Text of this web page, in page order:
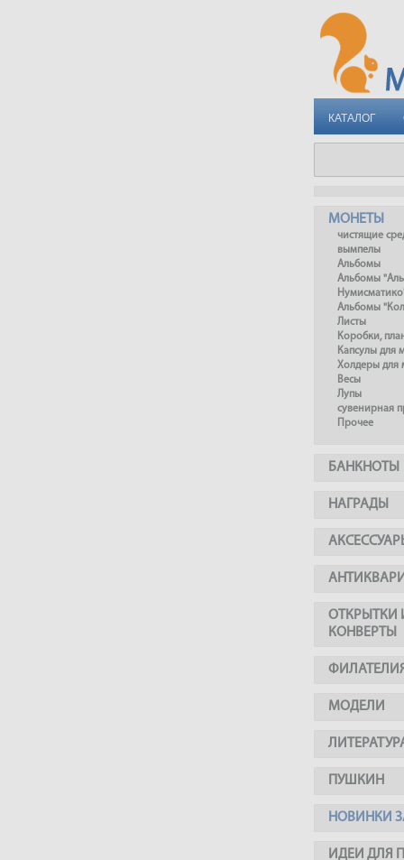
КАТАЛОГ
МОНЕТЫ
чистящие
вымпелы
Альбомы
Альбомы
Альбомы
Листы
Коробки,
Капсулы для
Холдеры для
Весы
Лупы
сувенирная
Прочее
БАНКНОТЫ
НАГРАДЫ
ОТКРЫТКИ
КОНВЕРТЫ
МОДЕЛИ
ПУШКИН
НОВИНКИ
ИДЕИ ДЛЯ